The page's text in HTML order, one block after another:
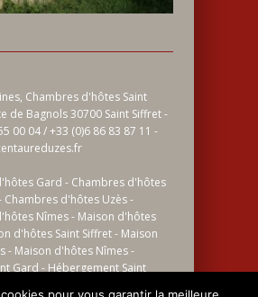
Chambres d'hôtes Saint
de Bagnols 30700 Saint Siffret -
00 04 / +33 (0)6 86 83 87 11 -
Gard - Chambres d'hôtes
Chambres d'hôtes Uzès -
Nîmes - Maison d'hôtes
d'hôtes Saint Siffret - Maison
- Maison d'hôtes Nîmes -
Gard - Hébergement Saint